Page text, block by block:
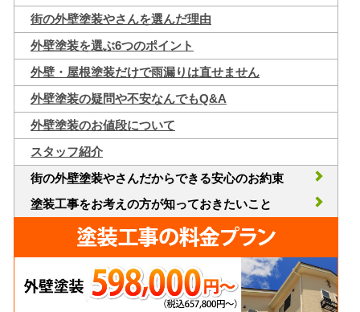
街の外壁塗装やさんを選んだ理由
外壁塗装を選ぶ6つのポイント
外壁・屋根塗装だけで雨漏りは直せません
外壁塗装の疑問や不安なんでもQ&A
外壁塗装のお値段について
スタッフ紹介
街の外壁塗装やさんだからできる安心のお約束
塗装工事をお考えの方が知っておきたいこと